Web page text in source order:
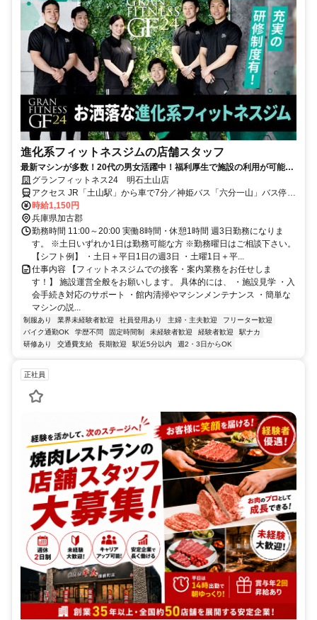
進化系フィットネスジムの店舗スタッフ
最新マシンが多数！20代の男女活躍中！福利厚生で施設の利用が可能！
車・バイク通勤OK！無料の広い駐車場完備！
グランフィットネス24 明石土山店
アクセス JR「土山駅」から車で7分／神姫バス「六分一山」バス停よ
り徒歩1分＊＜車・バイク通勤OK！大型駐車場有！＞
時給1,150円
兵庫県加古郡
勤務時間 11:00～20:00 実働8時間・休憩1時間 週3日勤務になりま
す。 ※土日いずれか1日は勤務可能な方 ※勤務曜日はご相談下さい。
【シフト例】 ・土日＋平日1日の週3日 ・土曜1日＋平...
仕事内容 【フィットネスジムでの接客・案内業務をお任せしま
す！】 施設運営全般をお願いします。 具体的には、 ・施設見学 ・入
会手続き対応のサポート ・館内清掃やマシンメンテナンス ・簡単な
マシンの説...
制服あり 業界未経験者歓迎 社員登用あり 主婦・主夫歓迎
フリーター歓迎
バイク通勤OK
学歴不問 固定時間制 未経験者歓迎 経験者歓迎
駅ナカ
研修あり
交通費支給 長期歓迎 駅近5分以内 週2・3日からOK
正社員